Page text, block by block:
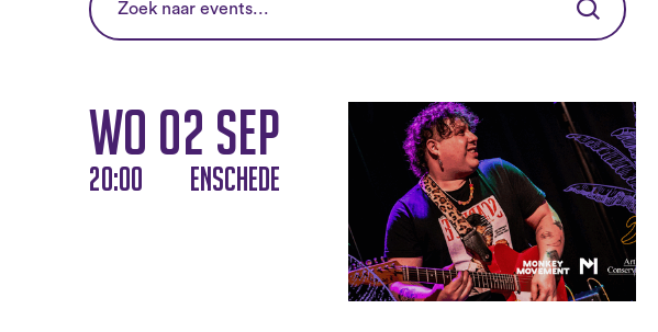
wo 02 sep
20:00 Enschede